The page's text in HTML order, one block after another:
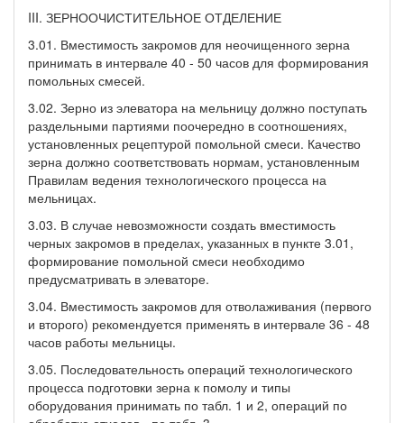
III. ЗЕРНООЧИСТИТЕЛЬНОЕ ОТДЕЛЕНИЕ
3.01. Вместимость закромов для неочищенного зерна
принимать в интервале 40 - 50 часов для формирования
помольных смесей.
3.02. Зерно из элеватора на мельницу должно поступать
раздельными партиями поочередно в соотношениях,
установленных рецептурой помольной смеси. Качество
зерна должно соответствовать нормам, установленным
Правилам ведения технологического процесса на
мельницах.
3.03. В случае невозможности создать вместимость
черных закромов в пределах, указанных в пункте 3.01,
формирование помольной смеси необходимо
предусматривать в элеваторе.
3.04. Вместимость закромов для отволаживания (первого
и второго) рекомендуется применять в интервале 36 - 48
часов работы мельницы.
3.05. Последовательность операций технологического
процесса подготовки зерна к помолу и типы
оборудования принимать по табл. 1 и 2, операций по